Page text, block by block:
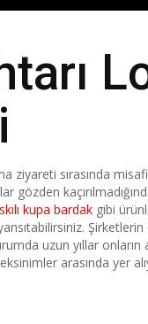
sırasında
gözden
kupa bardak gibi
uzun yıllar onların
arasında yer